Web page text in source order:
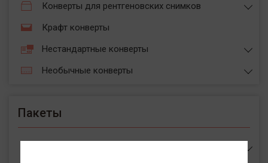
Конверты для рентгеновских снимков
Крафт конверты
Нестандартные конверты
Необычные конверты
Пакеты